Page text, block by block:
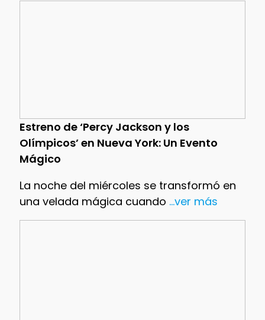
Estreno de ‘Percy Jackson y los
Olímpicos’ en Nueva York: Un Evento
Mágico
La noche del miércoles se transformó en
una velada mágica cuando ...ver más